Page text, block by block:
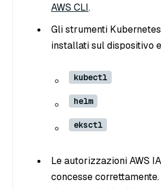
AWS CLI.
Gli strumenti
installati sul dispositivo
kubectl
helm
eksctl
Le autorizzazioni AWS
concesse